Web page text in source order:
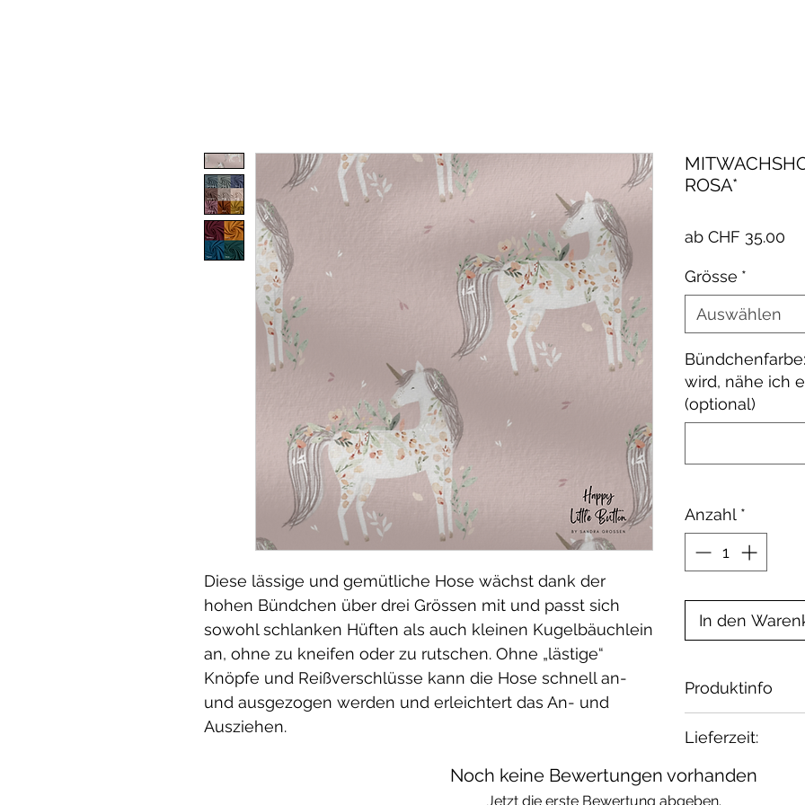
Diese lässige und gemütliche Hose wächst dank der
hohen Bündchen über drei Grössen mit und passt sich
sowohl schlanken Hüften als auch kleinen Kugelbäuchlein
an, ohne zu kneifen oder zu rutschen. Ohne „lästige“
Knöpfe und Reißverschlüsse kann die Hose schnell an-
und ausgezogen werden und erleichtert das An- und
Ausziehen.
ROSA*
ab CHF 35.00
Grösse *
Auswählen
wird, nähe ich
(optional)
Anzahl *
In den
Produktinfo
French Terry,
Elasthan / öko
Waschbar bei
Lieferzeit:
2-4 Wochen
Wenn Du
Noch keine Bewertungen vorhanden
Jetzt die erste Bewertung abgeben.